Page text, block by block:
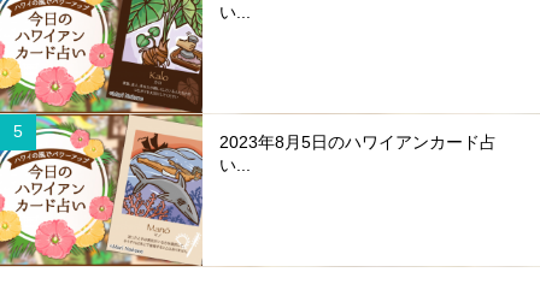
い...
2023年8月5日のハワイアンカード占
い...